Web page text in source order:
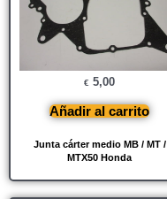
Junta cárter medio MB / MT /
MTX50 Honda
€ 5,00
Añadir al carrito